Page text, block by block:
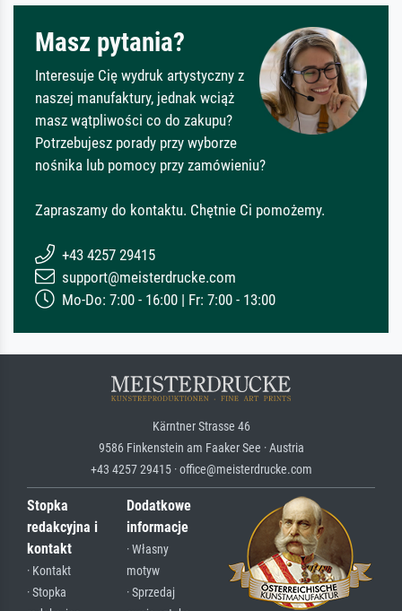
Masz pytania?
Interesuje Cię wydruk artystyczny z
naszej manufaktury, jednak wciąż
masz wątpliwości co do zakupu?
Potrzebujesz porady przy wyborze
nośnika lub pomocy przy zamówieniu?
Zapraszamy do kontaktu. Chętnie Ci pomożemy.
+43 4257 29415
support@meisterdrucke.com
Mo-Do: 7:00 - 16:00 | Fr: 7:00 - 13:00
Kärntner Strasse 46
9586 Finkenstein am Faaker See · Austria
+43 4257 29415 · office@meisterdrucke.com
Stopka
redakcyjna i
kontakt
· Kontakt
· Stopka
Dodatkowe
informacje
· Własny
motyw
· Sprzedaj